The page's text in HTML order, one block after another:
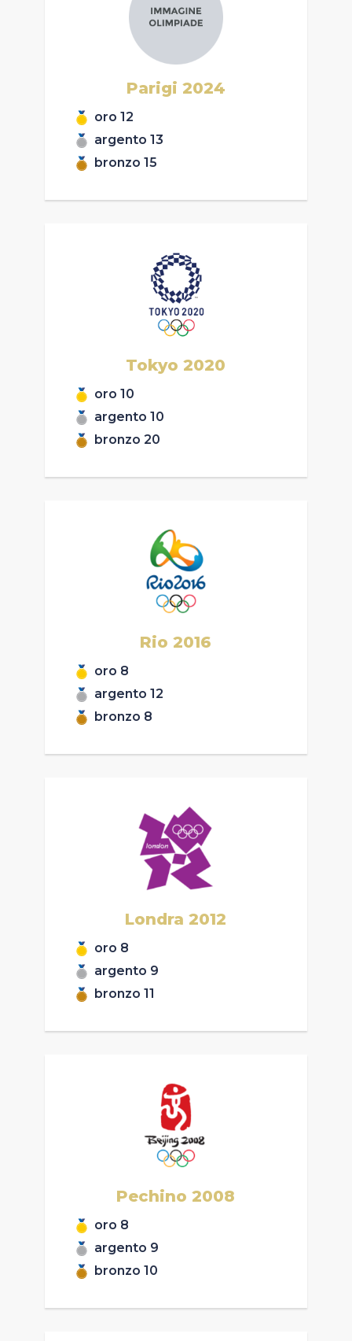
Parigi 2024
oro 12
argento 13
bronzo 15
Tokyo 2020
oro 10
argento 10
bronzo 20
Rio 2016
oro 8
argento 12
bronzo 8
Londra 2012
oro 8
argento 9
bronzo 11
Pechino 2008
oro 8
argento 9
bronzo 10